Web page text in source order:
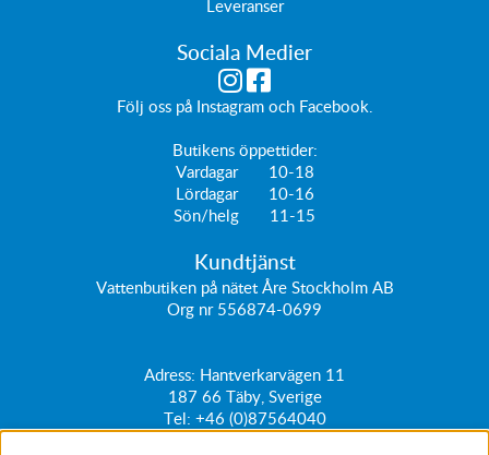
Leveranser
Sociala Medier
Följ oss på Instagramoch Facebook
Butikens öppettider:
Vardagar 10-18
Lördagar 10-16
Sön/helg 11-15
Kundtjänst
Vattenbutiken på nätet Åre Stockholm AB
Org nr 556874-0699
Adress: Hantverkarvägen 11
187 66 Täby, Sverige
Tel: +46 (0)87564040
kundtjanst@vattenbutiken.se